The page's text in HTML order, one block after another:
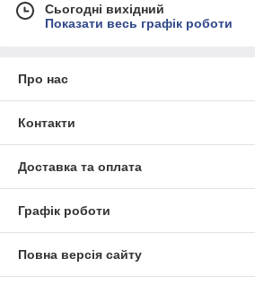
Сьогодні вихідний
Показати весь графік роботи
Про нас
Контакти
Доставка та оплата
Графік роботи
Повна версія сайту